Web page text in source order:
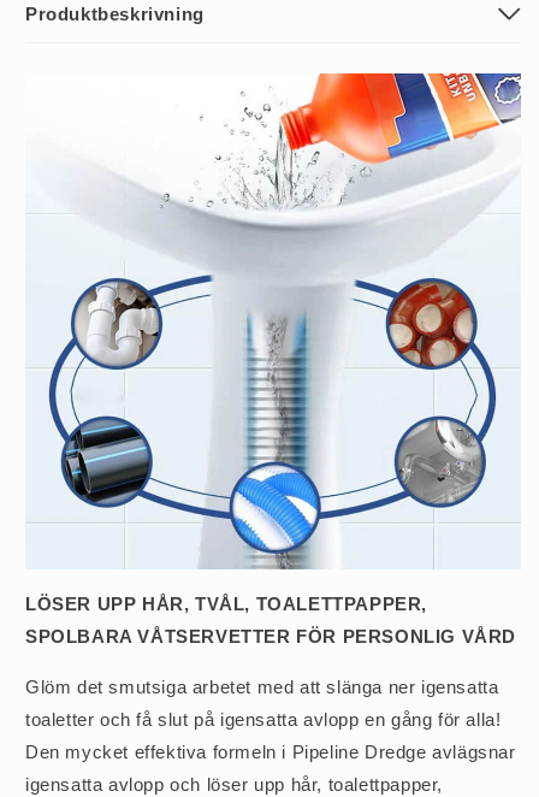
Produktbeskrivning
LÖSER UPP HÅR, TVÅL, TOALETTPAPPER,
SPOLBARA VÅTSERVETTER FÖR PERSONLIG VÅRD
Glöm det smutsiga arbetet med att slänga ner igensatta
toaletter och få slut på igensatta avlopp en gång för alla!
Den mycket effektiva formeln i Pipeline Dredge avlägsnar
igensatta avlopp och löser upp hår, toalettpapper,